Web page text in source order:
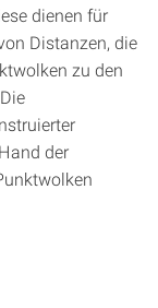
dienen für
Distanzen, die
zu den
der